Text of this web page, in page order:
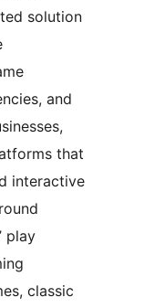
solution
and
that
interactive
play
classic